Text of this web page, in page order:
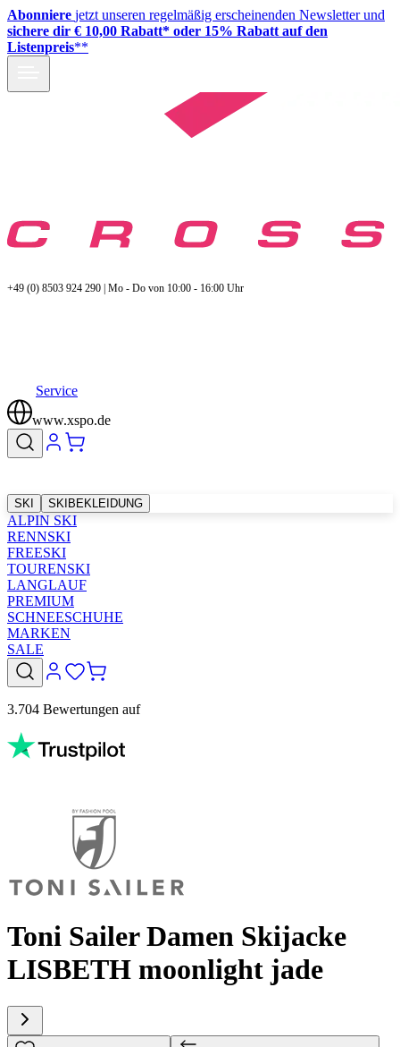
Abonniere jetzt unseren regelmäßig erscheinenden Newsletter und
sichere dir € 10,00 Rabatt* oder 15% Rabatt auf den
Listenpreis**
+49 (0) 8503 924 290 | Mo - Do von 10:00 - 16:00 Uhr
Service
www.xspo.de
SKI SKIBEKLEIDUNG
ALPIN SKI
RENNSKI
FREESKI
TOURENSKI
LANGLAUF
PREMIUM
SCHNEESCHUHE
MARKEN
SALE
3.704 Bewertungen auf
Toni Sailer Damen Skijacke
LISBETH moonlight jade